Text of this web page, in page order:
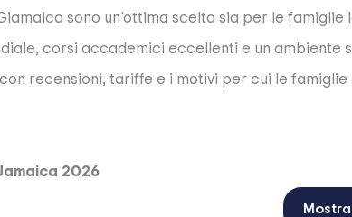
sono un'ottima scelta sia per le
corsi accademici eccellenti e un
recensioni, tariffe e i motivi per cui le famiglie
2026